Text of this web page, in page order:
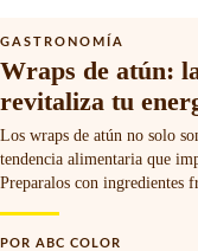
GASTRONOMÍA
Wraps de atún:
revitaliza tu
Los wraps de atún no solo
tendencia alimentaria que
Preparalos con ingredientes
POR ABC COLOR